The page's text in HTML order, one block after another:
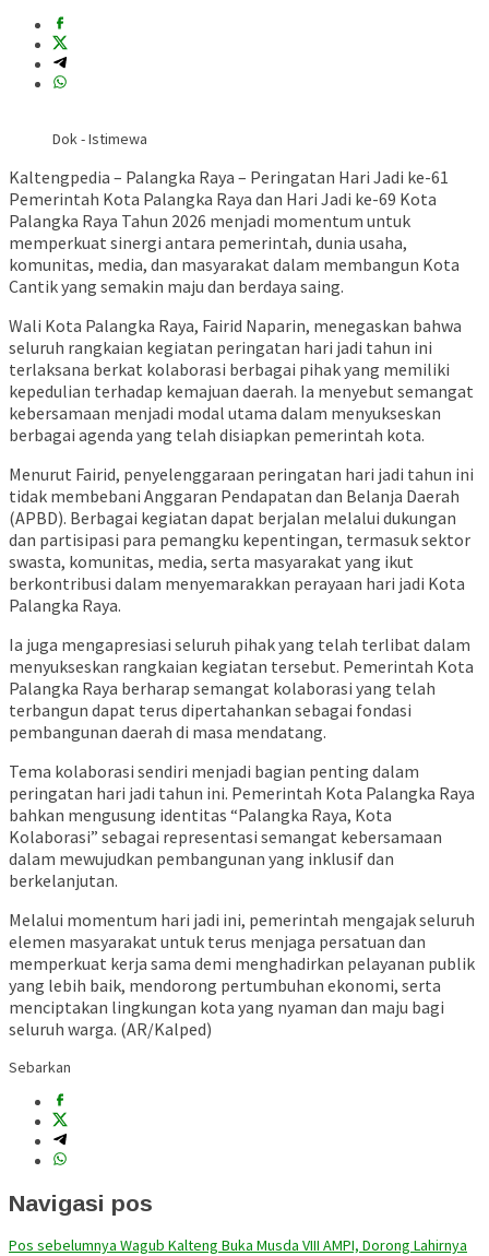
Dok - Istimewa
Kaltengpedia – Palangka Raya – Peringatan Hari Jadi ke-61
Pemerintah Kota Palangka Raya dan Hari Jadi ke-69 Kota
Palangka Raya Tahun 2026 menjadi momentum untuk
memperkuat sinergi antara pemerintah, dunia usaha,
komunitas, media, dan masyarakat dalam membangun Kota
Cantik yang semakin maju dan berdaya saing.
Wali Kota Palangka Raya, Fairid Naparin, menegaskan bahwa
seluruh rangkaian kegiatan peringatan hari jadi tahun ini
terlaksana berkat kolaborasi berbagai pihak yang memiliki
kepedulian terhadap kemajuan daerah. Ia menyebut semangat
kebersamaan menjadi modal utama dalam menyukseskan
berbagai agenda yang telah disiapkan pemerintah kota.
Menurut Fairid, penyelenggaraan peringatan hari jadi tahun ini
tidak membebani Anggaran Pendapatan dan Belanja Daerah
(APBD). Berbagai kegiatan dapat berjalan melalui dukungan
dan partisipasi para pemangku kepentingan, termasuk sektor
swasta, komunitas, media, serta masyarakat yang ikut
berkontribusi dalam menyemarakkan perayaan hari jadi Kota
Palangka Raya.
Ia juga mengapresiasi seluruh pihak yang telah terlibat dalam
menyukseskan rangkaian kegiatan tersebut. Pemerintah Kota
Palangka Raya berharap semangat kolaborasi yang telah
terbangun dapat terus dipertahankan sebagai fondasi
pembangunan daerah di masa mendatang.
Tema kolaborasi sendiri menjadi bagian penting dalam
peringatan hari jadi tahun ini. Pemerintah Kota Palangka Raya
bahkan mengusung identitas “Palangka Raya, Kota
Kolaborasi” sebagai representasi semangat kebersamaan
dalam mewujudkan pembangunan yang inklusif dan
berkelanjutan.
Melalui momentum hari jadi ini, pemerintah mengajak seluruh
elemen masyarakat untuk terus menjaga persatuan dan
memperkuat kerja sama demi menghadirkan pelayanan publik
yang lebih baik, mendorong pertumbuhan ekonomi, serta
menciptakan lingkungan kota yang nyaman dan maju bagi
seluruh warga. (AR/Kalped)
Sebarkan
Navigasi pos
Pos sebelumnya Wagub Kalteng Buka Musda VIII AMPI, Dorong Lahirnya